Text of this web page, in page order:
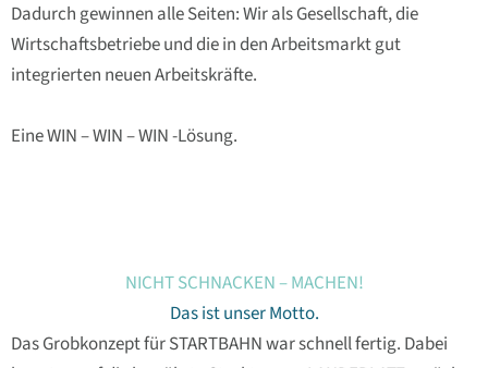
Dadurch gewinnen alle Seiten: Wir als Gesellschaft, die
Wirtschaftsbetriebe und die in den Arbeitsmarkt gut
integrierten neuen Arbeitskräfte.
Eine WIN – WIN – WIN -Lösung.
NICHT SCHNACKEN – MACHEN!
Das ist unser Motto.
Das Grobkonzept für STARTBAHN war schnell fertig. Dabei